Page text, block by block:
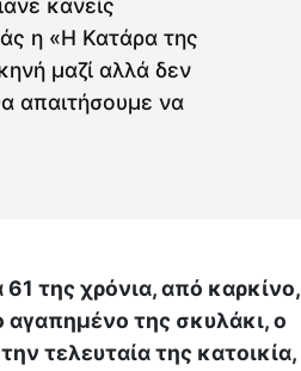
κανείς
η «Η Κατάρα της
μαζί αλλά δεν
απαιτήσουμε να
της χρόνια, από καρκίνο,
της σκυλάκι, ο
τελευταία της κατοικία,